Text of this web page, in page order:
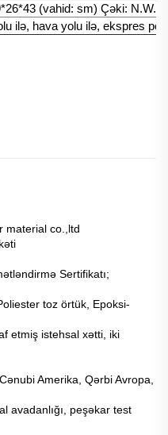
(vahid: sm) Çəki: N.W.
ilə, hava yolu ilə, ekspres
material co.,ltd
Sertifikatı;
toz örtük, Epoksi-
etmiş istehsal xətti, iki
Amerika, Qərbi Avropa,
avadanlığı, peşəkar test